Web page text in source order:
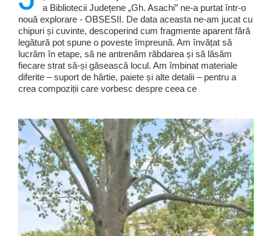
a Bibliotecii Județene „Gh. Asachi” ne-a purtat într-o
nouă explorare - OBSESII. De data aceasta ne-am jucat cu
chipuri și cuvinte, descoperind cum fragmente aparent fără
legătură pot spune o poveste împreună. Am învățat să
lucrăm în etape, să ne antrenăm răbdarea și să lăsăm
fiecare strat să-și găsească locul. Am îmbinat materiale
diferite – suport de hârtie, paiete și alte detalii – pentru a
crea compoziții care vorbesc despre ceea ce